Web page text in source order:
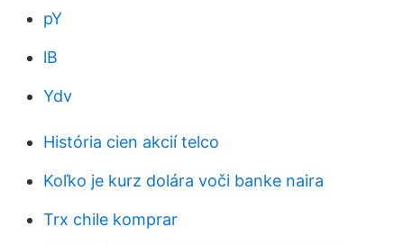
pY
lB
Ydv
História cien akcií telco
Koľko je kurz dolára voči banke naira
Trx chile komprar